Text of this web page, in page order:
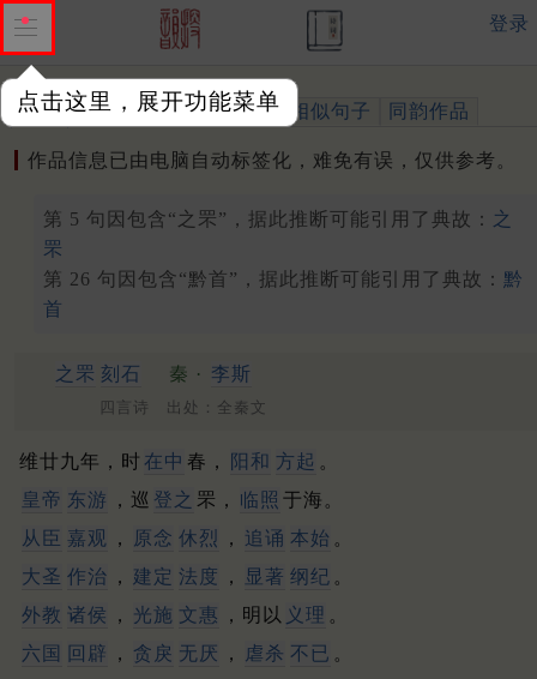
点击这里，展开功能菜单
登录
作品 标注四声 出处、引用 相似句子 同韵作品
作品信息已由电脑自动标签化，难免有误，仅供参考。
第 5 句因包含“之罘”，据此推断可能引用了典故： 之
罘
第 26 句因包含“黔首”，据此推断可能引用了典故： 黔
首
之罘 刻石 秦 · 李斯
四言诗 出处：全秦文
维廿九年，时 在中 春， 阳和 方起 。
皇帝 东游 ，巡 登之 罘， 临照 于海。
从臣 嘉观 ， 原念 休烈 ， 追诵 本始 。
大圣 作治 ， 建定 法度 ， 显著 纲纪 。
外教 诸侯 ， 光施 文惠 ，明以 义理 。
六国
回辟 ， 贪戾 无厌 ， 虐杀 不已 。